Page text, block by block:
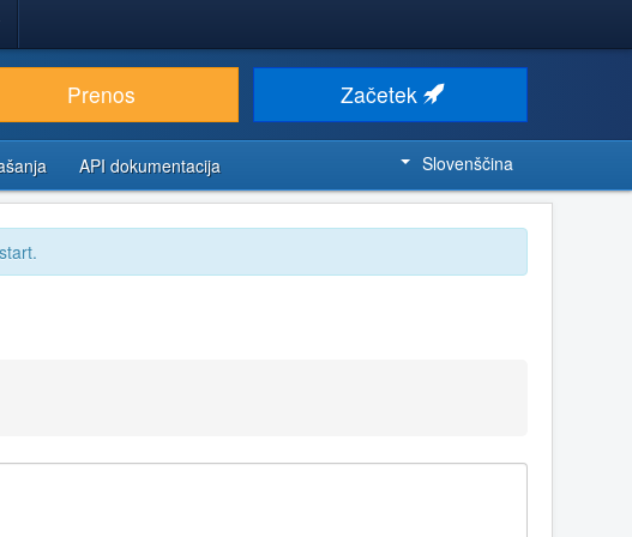
Prenos Začetek
API dokumentacija Slovenščina